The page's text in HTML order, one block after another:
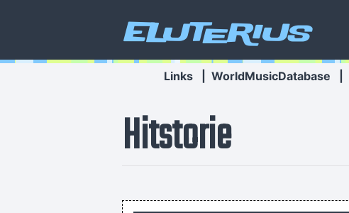
Eluterius
Links WorldMusicDatabase
Hitstorie